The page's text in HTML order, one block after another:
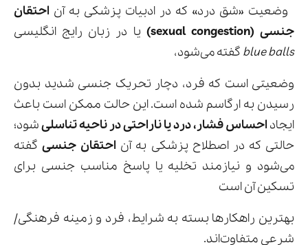
وضعیت «شق درد» که در ادبیات پزشکی به آن احتقان
جنسی (sexual congestion)
یا در زبان رایج انگلیسی
blue balls گفته می‌شود،
وضعیتی است که فرد، دچار تحریک جنسی شدید بدون
رسیدن به ارگاسم شده است. این حالت ممکن است باعث
ایجاد احساس فشار، درد یا ناراحتی در ناحیه تناسلیشود؛
حالتی که در اصطلاح پزشکی به آن احتقان جنسیگفته
می‌شود و نیازمند تخلیه یا پاسخ مناسب جنسی برای
تسکین آن است
بهترین راهکارها بسته به شرایط، فرد و زمینه فرهنگی/
شرعی متفاوت‌اند.